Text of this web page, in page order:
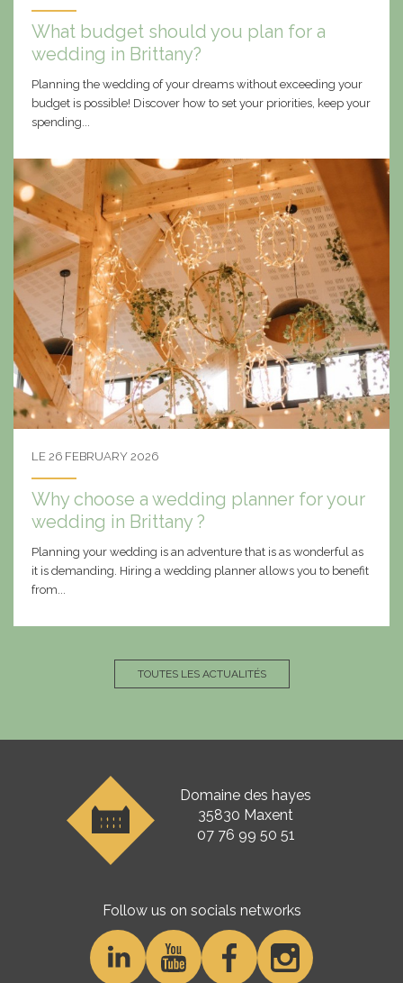
What budget should you plan for a
wedding in Brittany?
Planning the wedding of your dreams without exceeding your
budget is possible! Discover how to set your priorities, keep your
spending...
LE 26 FEBRUARY 2026
Why choose a wedding planner for your
wedding in Brittany ?
Planning your wedding is an adventure that is as wonderful as
it is demanding. Hiring a wedding planner allows you to benefit
from...
TOUTES LES ACTUALITÉS
Domaine des hayes
35830 Maxent
07 76 99 50 51
Follow us on socials networks